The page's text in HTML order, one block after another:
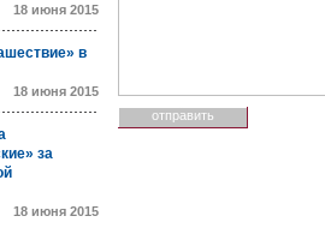
18 июня 2015
в
18 июня 2015
за
18 июня 2015